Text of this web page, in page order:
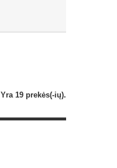
Yra 19 prekės(-ių).